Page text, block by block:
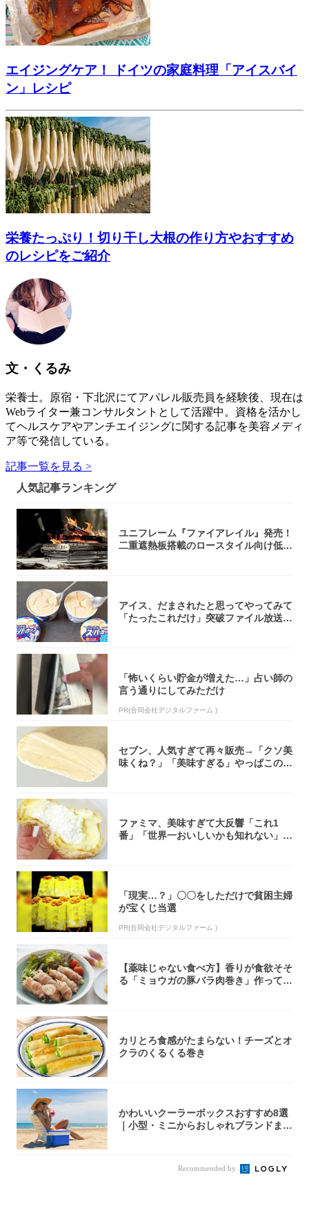
エイジングケア！ ドイツの家庭料理「アイスバイ
ン」レシピ
栄養たっぷり！切り干し大根の作り方やおすすめ
のレシピをご紹介
文・くるみ
栄養士。原宿・下北沢にてアパレル販売員を経験後、現在は
Webライター兼コンサルタントとして活躍中。資格を活かし
てヘルスケアやアンチエイジングに関する記事を美容メディ
ア等で発信している。
記事一覧を見る >
人気記事ランキング
ユニフレーム『ファイアレイル』発売！
二重遮熱板搭載のロースタイル向け低型
アイス、だまされたと思ってやってみて
「たったこれだけ」突破ファイル放送で
「怖いくらい貯金が増えた…」占い師の
言う通りにしてみただけ
PR(合同会社デジタルファーム )
セブン、人気すぎて再々販売→「クソ美
味くね？」「美味すぎる」やっぱこのク
ファミマ、美味すぎて大反響「これ1
番」「世界一おいしいかも知れない」
「現実…？」〇〇をしただけで貧困主婦
が宝くじ当選
PR(合同会社デジタルファーム )
【薬味じゃない食べ方】香りが食欲そそ
る「ミョウガの豚バラ肉巻き」作ってみ
カリとろ食感がたまらない！チーズとオ
クラのくるくる巻き
かわいいクーラーボックスおすすめ8選
｜小型・ミニからおしゃれブランドまで
Recommended by